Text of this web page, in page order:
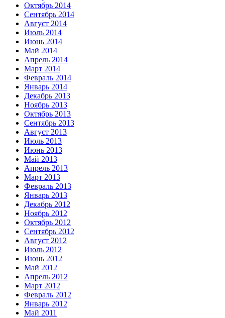
Октябрь 2014
Сентябрь 2014
Август 2014
Июль 2014
Июнь 2014
Май 2014
Апрель 2014
Март 2014
Февраль 2014
Январь 2014
Декабрь 2013
Ноябрь 2013
Октябрь 2013
Сентябрь 2013
Август 2013
Июль 2013
Июнь 2013
Май 2013
Апрель 2013
Март 2013
Февраль 2013
Январь 2013
Декабрь 2012
Ноябрь 2012
Октябрь 2012
Сентябрь 2012
Август 2012
Июль 2012
Июнь 2012
Май 2012
Апрель 2012
Март 2012
Февраль 2012
Январь 2012
Май 2011